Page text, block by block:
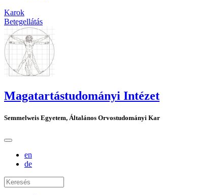
Karok
Betegellátás
Magatartástudományi Intézet
Semmelweis Egyetem, Általános Orvostudományi Kar
en
de